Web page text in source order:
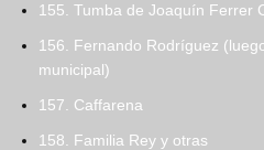
155. Tumba de Joaquín Ferrer
156. Fernando Rodríguez
municipal)
157. Caffarena
158. Familia Rey y otras